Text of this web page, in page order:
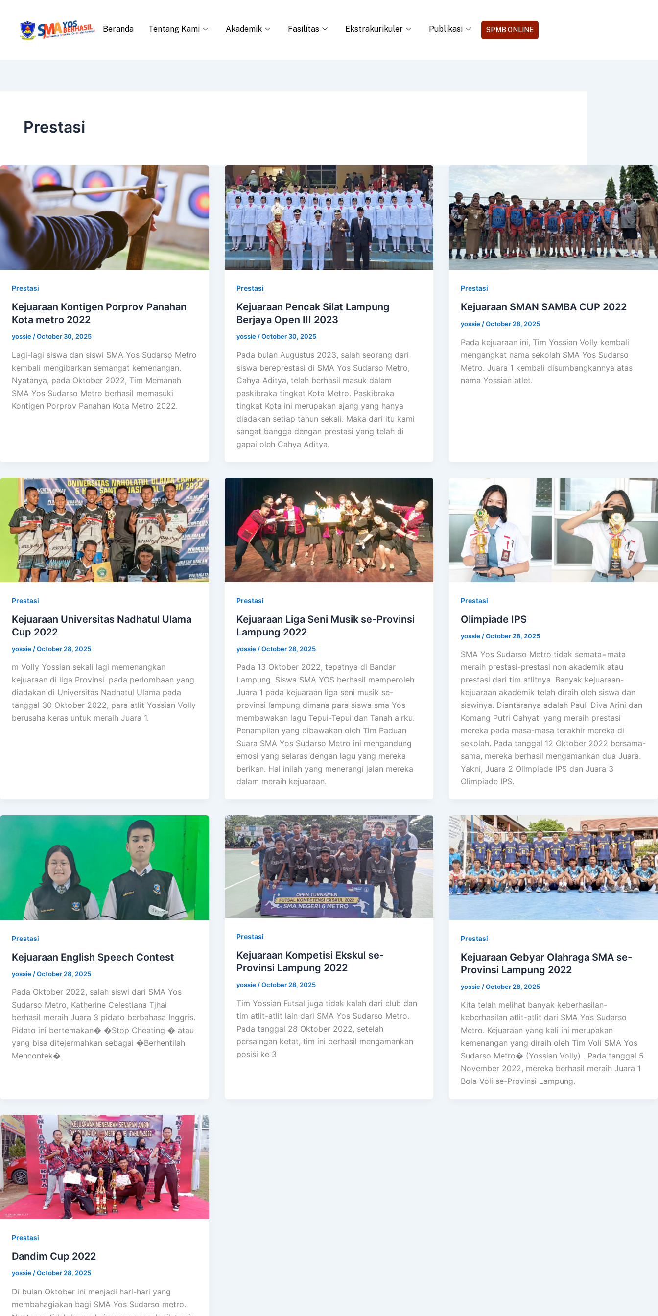
Beranda Tentang Kami Akademik Fasilitas Ekstrakurikuler Publikasi SPMB ONLINE
Prestasi
Prestasi
Kejuaraan Kontigen Porprov Panahan
Kota metro 2022
yossie /October 30, 2025
Lagi-lagi siswa dan siswi SMA Yos Sudarso Metro
kembali mengibarkan semangat kemenangan.
Nyatanya, pada Oktober 2022, Tim Memanah
SMA Yos Sudarso Metro berhasil memasuki
Kontigen Porprov Panahan Kota Metro 2022.
Prestasi
Kejuaraan Pencak Silat Lampung
Berjaya Open III 2023
yossie /October 30, 2025
Pada bulan Augustus 2023, salah seorang dari
siswa bereprestasi di SMA Yos Sudarso Metro,
Cahya Aditya, telah berhasil masuk dalam
paskibraka tingkat Kota Metro. Paskibraka
tingkat Kota ini merupakan ajang yang hanya
diadakan setiap tahun sekali. Maka dari itu kami
sangat bangga dengan prestasi yang telah di
gapai oleh Cahya Aditya.
Prestasi
Kejuaraan SMAN SAMBA CUP 2022
yossie /October 28, 2025
Pada kejuaraan ini, Tim Yossian Volly kembali
mengangkat nama sekolah SMA Yos Sudarso
Metro. Juara 1 kembali disumbangkannya atas
nama Yossian atlet.
Prestasi
Kejuaraan Universitas Nadhatul Ulama
Cup 2022
yossie /October 28, 2025
m Volly Yossian sekali lagi memenangkan
kejuaraan di liga Provinsi. pada perlombaan yang
diadakan di Universitas Nadhatul Ulama pada
tanggal 30 Oktober 2022, para atlit Yossian Volly
berusaha keras untuk meraih Juara 1.
Prestasi
Kejuaraan Liga Seni Musik se-Provinsi
Lampung 2022
yossie /October 28, 2025
Pada 13 Oktober 2022, tepatnya di Bandar
Lampung. Siswa SMA YOS berhasil memperoleh
Juara 1 pada kejuaraan liga seni musik se-
provinsi lampung dimana para siswa sma Yos
membawakan lagu Tepui-Tepui dan Tanah airku.
Penampilan yang dibawakan oleh Tim Paduan
Suara SMA Yos Sudarso Metro ini mengandung
emosi yang selaras dengan lagu yang mereka
berikan. Hal inilah yang menerangi jalan mereka
dalam meraih kejuaraan.
Prestasi
Olimpiade IPS
yossie /October 28, 2025
SMA Yos Sudarso Metro tidak semata=mata
meraih prestasi-prestasi non akademik atau
prestasi dari tim atlitnya. Banyak kejuaraan-
kejuaraan akademik telah diraih oleh siswa dan
siswinya. Diantaranya adalah Pauli Diva Arini dan
Komang Putri Cahyati yang meraih prestasi
mereka pada masa-masa terakhir mereka di
sekolah. Pada tanggal 12 Oktober 2022 bersama-
sama, mereka berhasil mengamankan dua Juara.
Yakni, Juara 2 Olimpiade IPS dan Juara 3
Olimpiade IPS.
Prestasi
Kejuaraan English Speech Contest
yossie /October 28, 2025
Pada Oktober 2022, salah siswi dari SMA Yos
Sudarso Metro, Katherine Celestiana Tjhai
berhasil meraih Juara 3 pidato berbahasa Inggris.
Pidato ini bertemakan� �Stop Cheating � atau
yang bisa ditejermahkan sebagai �Berhentilah
Mencontek�.
Prestasi
Kejuaraan Kompetisi Ekskul se-
Provinsi Lampung 2022
yossie/October 28, 2025
Tim Yossian Futsal juga tidak kalah dari club dan
tim atlit-atlit lain dari SMA Yos Sudarso Metro.
Pada tanggal 28 Oktober 2022, setelah
persaingan ketat, tim ini berhasil mengamankan
posisi ke 3
Prestasi
Kejuaraan Gebyar Olahraga SMA se-
Provinsi Lampung 2022
yossie /October 28, 2025
Kita telah melihat banyak keberhasilan-
keberhasilan atlit-atlit dari SMA Yos Sudarso
Metro. Kejuaraan yang kali ini merupakan
kemenangan yang diraih oleh Tim Voli SMA Yos
Sudarso Metro� (Yossian Volly) . Pada tanggal 5
November 2022, mereka berhasil meraih Juara 1
Bola Voli se-Provinsi Lampung.
Prestasi
Dandim Cup 2022
yossie/October 28, 2025
Di bulan Oktober ini menjadi hari-hari yang
membahagiakan bagi SMA Yos Sudarso metro.